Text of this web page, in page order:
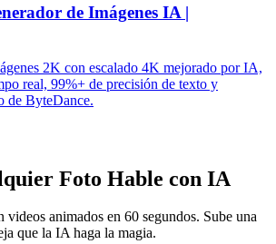
de Imágenes IA |
2K con escalado 4K mejorado por IA,
real, 99%+ de precisión de texto y
de ByteDance.
Foto Hable con IA
videos animados en 60 segundos. Sube una
que la IA haga la magia.